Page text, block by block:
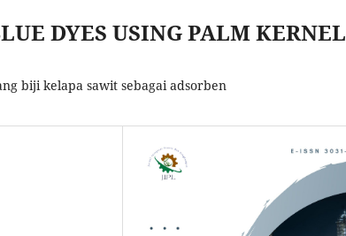
DYES USING PALM KERNEL
biji kelapa sawit sebagai adsorben